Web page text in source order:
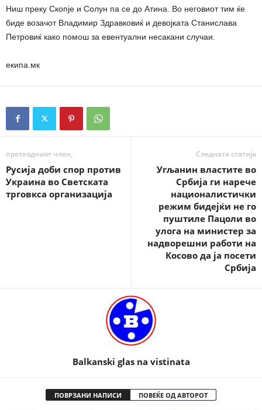
Ниш преку Скопје и Солун па се до Атина. Во неговиот тим ќе
биде возачот Владимир Здравковиќ и девојката Станислава
Петровиќ како помош за евентуални несакани случаи.
екипа.мк
претходниот член,
Русија доби спор против
Украина во Светската
трговкса организација
Следната статија
Угљанин властите во
Србија ги нарече
националистички
режим бидејќи не го
пуштиле Пацоли во
улога на министер за
надворешни работи на
Косово да ја посети
Србија
Balkanski glas na vistinata
ПОВРЗАНИ НАПИСИ ПОВЕЌЕ ОД АВТОРОТ